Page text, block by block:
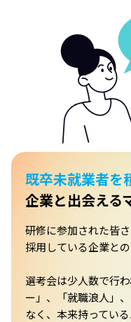
既卒未就業者を
企業と出会える
研修に参加された皆
採用している企業と
選考会は少人数で行
ー」、「就職浪人」
なく、本来持ってい